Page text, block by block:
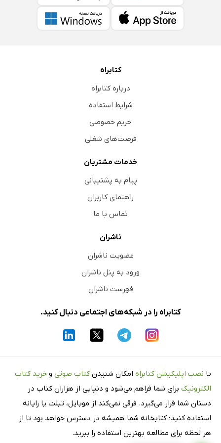
References
کتابراه
درباره کتابراه
شرایط استفاده
حریم خصوصی
فرصت‌های شغلی
خدمات مشتریان
پیام به پشتیبانی
راهنمای کاربران
تماس با ما
ناشران
عضویت ناشران
ورود به پنل ناشران
فهرست ناشران
کتابراه را در شبکه‌های اجتماعی دنبال کنید.
با نصب اپلیکیشن کتابراه امکان شنیدن کتاب صوتی و خرید کتاب
الکترونیک برای شما فراهم می‌شود و دنیایی از هزاران کتاب در
دستان شما قرار می‌گیرد. فرقی نمی‌کند از موبایل، تبلت یا رایانه
استفاده کنید؛ کتابخانه شما همیشه در دسترس خواهد بود تا از
هر لحظه برای مطالعه بهترین استفاده را ببرید.